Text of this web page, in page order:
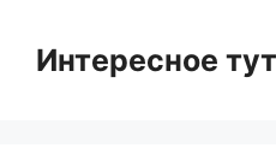
contentИнтересное тут